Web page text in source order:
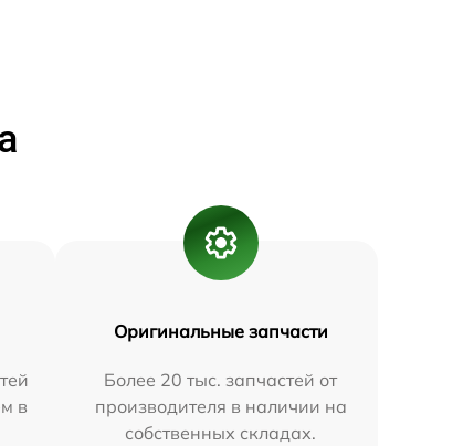
в
Оригинальные запчасти
Более 20 тыс. запчастей от
производителя в наличии на
собственных складах.